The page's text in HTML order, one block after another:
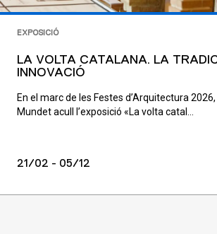
EXPOSICIÓ
LA VOLTA CATALANA. LA
INNOVACIÓ
En el marc de les Festes d’Arquitectura
Mundet acull l’exposició «La volta catal...
21/02 - 05/12